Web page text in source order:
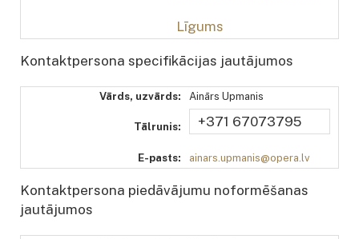
Līgums
Kontaktpersona specifikācijas jautājumos
Vārds, uzvārds: Ainārs Upmanis
Tālrunis: +371 67073795
E-pasts: ainars.upmanis@opera.lv
Kontaktpersona piedāvājumu noformēšanas
jautājumos